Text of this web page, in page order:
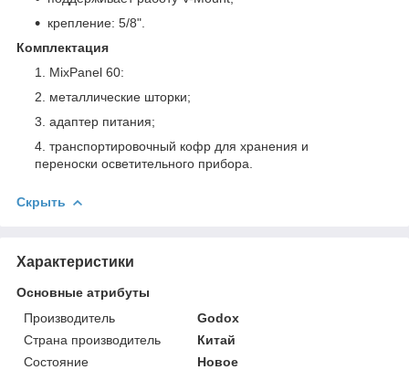
крепление: 5/8".
Комплектация
MixPanel 60:
металлические шторки;
адаптер питания;
транспортировочный кофр для хранения и
переноски осветительного прибора.
Скрыть
Характеристики
Основные атрибуты
Производитель
Godox
Страна производитель
Китай
Состояние
Новое